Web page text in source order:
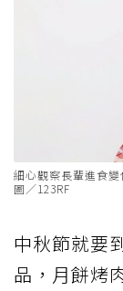
細心觀察長輩進食
圖／123RF
中秋節就要
品，月餅烤